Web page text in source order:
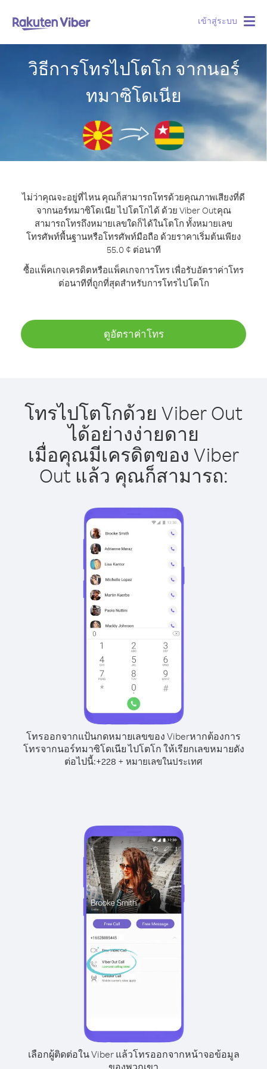
เข้าสู่ระบบ
วิธีการโทรไปโตโก จากนอร์
ทมาซิโดเนีย
ไม่ว่าคุณจะอยู่ที่ไหน คุณก็สามารถโทรด้วยคุณภาพเสียงที่ดี
จากนอร์ทมาซิโดเนีย ไปโตโกได้ ด้วย Viber Outคุณ
สามารถโทรถึงหมายเลขใดก็ได้ในโตโก ทั้งหมายเลข
โทรศัพท์พื้นฐานหรือโทรศัพท์มือถือ ด้วยราคาเริ่มต้นเพียง
55.0 ¢ ต่อนาที
ซื้อแพ็คเกจเครดิตหรือแพ็คเกจการโทร เพื่อรับอัตราค่าโทร
ต่อนาทีที่ถูกที่สุดสำหรับการโทรไปโตโก
ดูอัตราค่าโทร
โทรไปโตโกด้วย Viber Out
ได้อย่างง่ายดาย
เมื่อคุณมีเครดิตของ Viber
Out แล้ว คุณก็สามารถ:
โทรออกจากแป้นกดหมายเลขของ Viberหากต้องการ
โทรจากนอร์ทมาซิโดเนีย ไปโตโก ให้เรียกเลขหมายดัง
ต่อไปนี้:+228 + หมายเลขในประเทศ
เลือกผู้ติดต่อใน Viber แล้วโทรออกจากหน้าจอข้อมูล
ของพวกเขา